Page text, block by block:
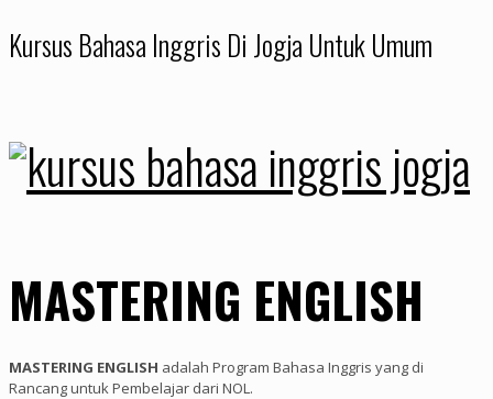
Kursus Bahasa Inggris Di Jogja Untuk Umum
MASTERING ENGLISH
MASTERING ENGLISH adalah Program Bahasa Inggris yang di
Rancang untuk Pembelajar dari NOL.